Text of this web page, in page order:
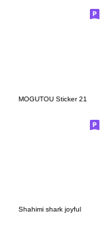
MOGUTOU Sticker 21
Shahimi shark joyful